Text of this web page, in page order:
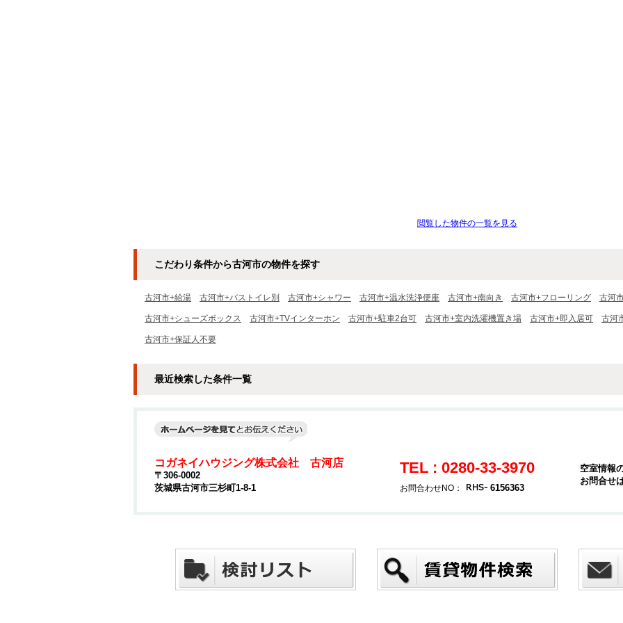
閲覧した物件の一覧を見る
こだわり条件から古河市の物件を探す
古河市+給湯 古河市+バストイレ別 古河市+シャワー 古河市+温水洗浄便座 古河市+南向き 古河市+フローリング 古河
古河市+シューズボックス 古河市+TVインターホン 古河市+駐車2台可 古河市+室内洗濯機置き場 古河市+即入居可 古河
古河市+保証人不要
最近検索した条件一覧
コガネイハウジング株式会社 古河店
〒306-0002
茨城県古河市三杉町1-8-1
TEL : 0280-33-3970
お問合わせNO： 6156363
空室情報
お問合せ